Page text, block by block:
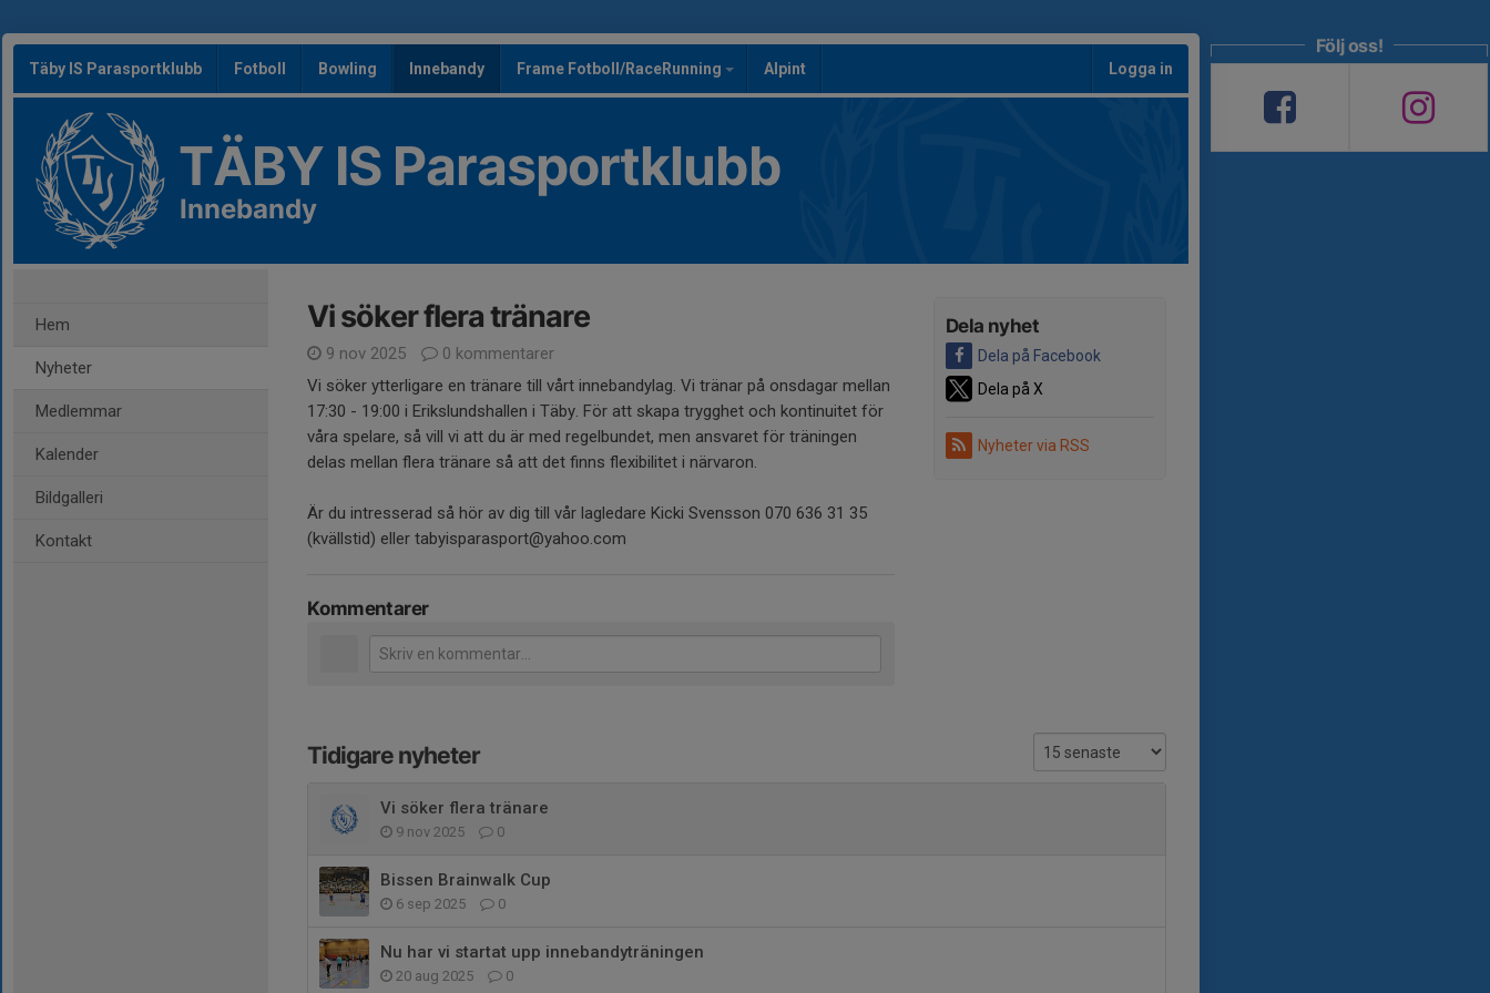
Täby IS Parasportklubb Fotboll Bowling Innebandy Frame Fotboll/RaceRunning Alpint Logga in
TÄBY IS Parasportklubb
Innebandy
Hem
Nyheter
Medlemmar
Kalender
Bildgalleri
Kontakt
Dela nyhet
Dela på Facebook
Dela på X
Nyheter via RSS
Vi söker flera tränare
9 nov 2025
0 kommentarer
Vi söker ytterligare en tränare till vårt innebandylag. Vi tränar på onsdagar mellan
17:30 - 19:00 i Erikslundshallen i Täby. För att skapa trygghet och kontinuitet för
våra spelare, så vill vi att du är med regelbundet, men ansvaret för träningen
delas mellan flera tränare så att det finns flexibilitet i närvaron.
Är du intresserad så hör av dig till vår lagledare Kicki Svensson 070 636 31 35
(kvällstid) eller tabyisparasport@yahoo.com
Kommentarer
Tidigare nyheter
Vi söker flera tränare
9 nov 2025 0
Bissen Brainwalk Cup
6 sep 2025 0
Nu har vi startat upp innebandyträningen
20 aug 2025 0
Följ oss!